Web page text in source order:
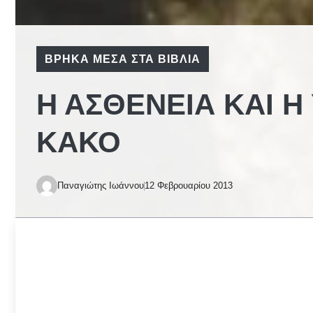
ΒΡΉΚΑ ΜΈΣΑ ΣΤΑ ΒΙΒΛΊΑ
Η ΑΣΘΈΝΕΙΑ ΚΑΙ
ΚΑΚΌ
Παναγιώτης Ιωάννου12 Φεβρουαρίου 2013